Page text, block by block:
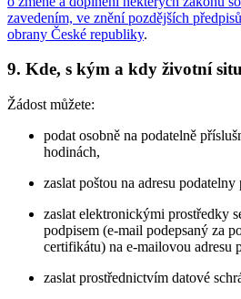
zavedením, ve znění pozdějších předpisů
obrany České republiky.
9. Kde, s kým a kdy životní
Žádost můžete:
podat osobně na podatelně
hodinách,
zaslat poštou na adresu
zaslat elektronickými prostředky
podpisem (e-mail podepsaný za
certifikátu) na e-mailovou adresu
zaslat prostřednictvím datové